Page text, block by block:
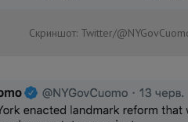
Скриншот: Twitter/